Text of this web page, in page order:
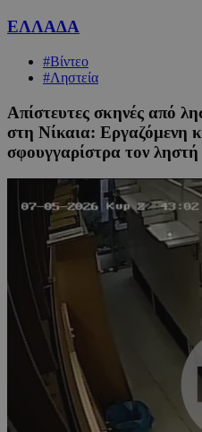
ΕΛΛΑΔΑ
#Βίντεο
#Ληστεία
Απίστευτες σκηνές από
στη Νίκαια: Εργαζόμενη
σφουγγαρίστρα τον